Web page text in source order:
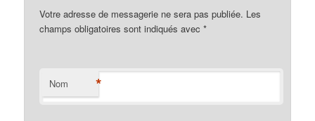
Votre adresse de messagerie ne sera pas publiée. Les
champs obligatoires sont indiqués avec*
Nom *